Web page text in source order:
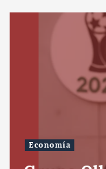
Economía